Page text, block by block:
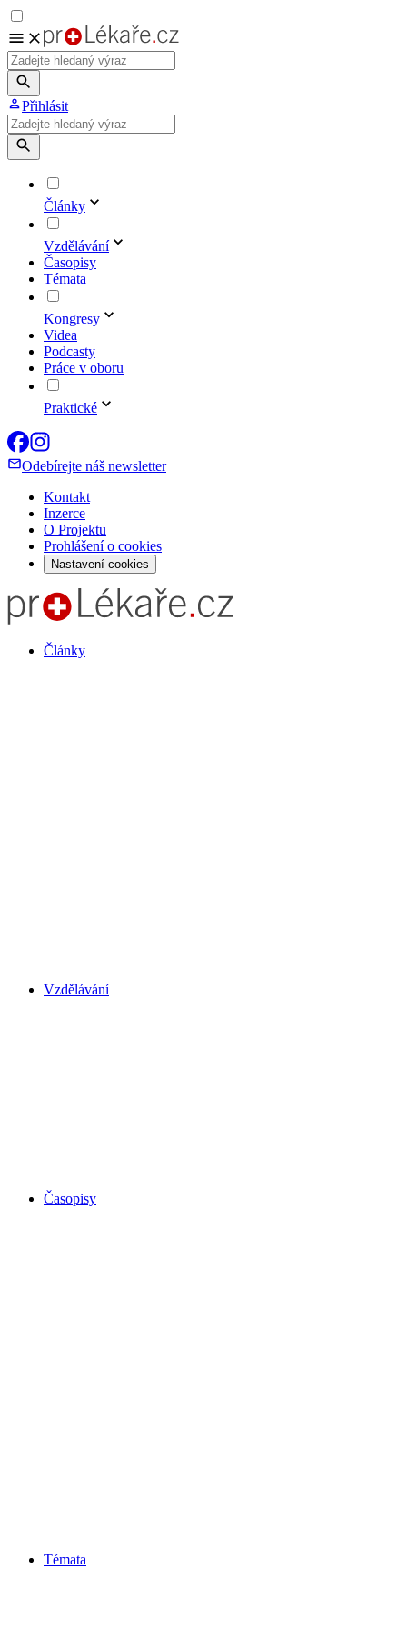
Přihlásit
Články
Vzdělávání
Časopisy
Témata
Kongresy
Videa
Podcasty
Práce v oboru
Praktické
Odebírejte náš newsletter
Kontakt
Inzerce
O Projektu
Prohlášení o cookies
Nastavení cookies
Články
Vzdělávání
Časopisy
Témata